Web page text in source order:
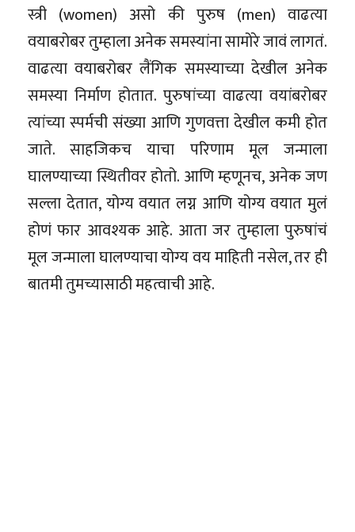
स्त्री (women) असो की पुरुष (men) वाढत्या
वयाबरोबर तुम्हाला अनेक समस्यांना सामोरे जावं लागतं.
वाढत्या वयाबरोबर लैंगिक समस्याच्या देखील अनेक
समस्या निर्माण होतात. पुरुषांच्या वाढत्या वयांबरोबर
त्यांच्या स्पर्मची संख्या आणि गुणवत्ता देखील कमी होत
जाते. साहजिकच याचा परिणाम मूल जन्माला
घालण्याच्या स्थितीवर होतो. आणि म्हणूनच, अनेक जण
सल्ला देतात, योग्य वयात लग्न आणि योग्य वयात मुलं
होणं फार आवश्यक आहे. आता जर तुम्हाला पुरुषांचं
मूल जन्माला घालण्याचा योग्य वय माहिती नसेल, तर ही
बातमी तुमच्यासाठी महत्वाची आहे.